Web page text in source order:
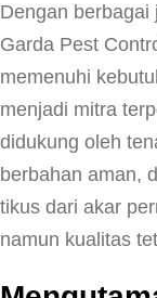
Dengan berbagai
Garda Pest
memenuhi
menjadi mitra
didukung oleh
berbahan aman,
tikus dari akar
namun kualitas